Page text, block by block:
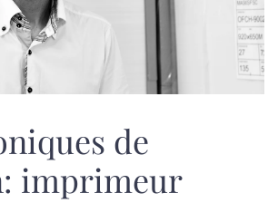
de
imprimeur